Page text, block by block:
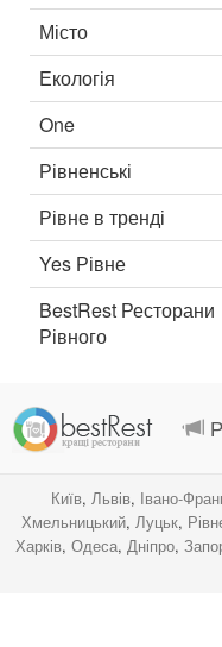
Місто
Екологія
One
Рівненські
Рівне в тренді
Yes Рівне
BestRest Ресторани
Рівного
Київ, Львів, Івано-
Хмельницький, Луцьк,
Харків, Одеса, Дніпро,